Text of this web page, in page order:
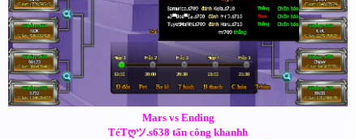
Mars vs Ending
TéTღツ.s638 tấn công khanhh